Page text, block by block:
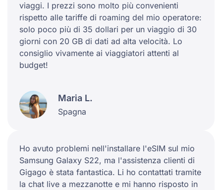
viaggi. I prezzi sono molto più convenienti
rispetto alle tariffe di roaming del mio operatore:
solo poco più di 35 dollari per un viaggio di 30
giorni con 20 GB di dati ad alta velocità. Lo
consiglio vivamente ai viaggiatori attenti al
budget!
Maria L.
Spagna
Ho avuto problemi nell'installare l'eSIM sul mio
Samsung Galaxy S22, ma l'assistenza clienti di
Gigago è stata fantastica. Li ho contattati tramite
la chat live a mezzanotte e mi hanno risposto in